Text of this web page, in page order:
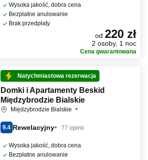
Wysoka jakość, dobra cena
Bezpłatne anulowanie
Brak przedpłaty
od 220 zł
2 osoby, 1 noc
Cena gwarantowana
Natychmiastowa rezerwacja
Domki i Apartamenty Beskid
Międzybrodzie Bialskie
Międzybrodzie Bialskie
9.4 Rewelacyjny 77 opinii
Wysoka jakość, dobra cena
Bezpłatne anulowanie